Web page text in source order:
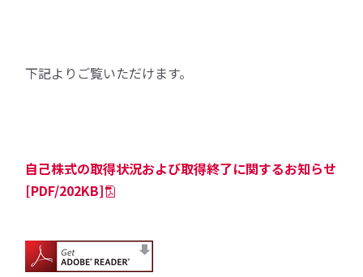
下記よりご覧いただけます。
自己株式の取得状況および取得終了に関するお知らせ
[PDF/202KB]